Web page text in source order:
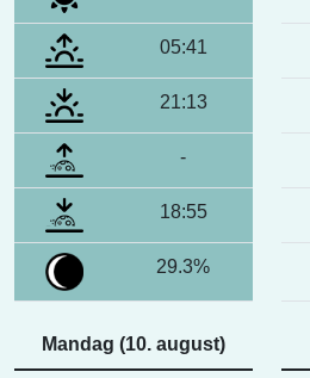
05:41
21:13
-
18:55
29.3%
Mandag (10. august)